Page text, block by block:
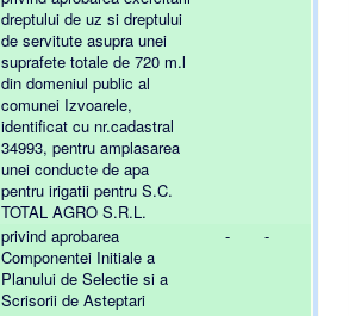
dreptului de uz si dreptului
de servitute asupra unei
suprafete totale de 720 m.l
din domeniul public al
comunei Izvoarele,
identificat cu nr.cadastral
34993, pentru amplasarea
unei conducte de apa
pentru irigatii pentru S.C.
TOTAL AGRO S.R.L.
privind aprobarea
Componentei Initiale a
Planului de Selectie si a
Scrisorii de Asteptari
- -